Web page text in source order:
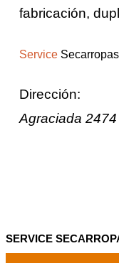
fabricación,
Service Secarropas
Dirección:
Agraciada 2474
SERVICE